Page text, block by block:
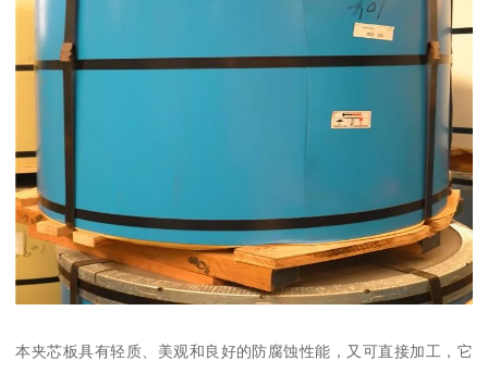
本夹芯板具有轻质、美观和良好的防腐蚀性能，又可直接加工，它